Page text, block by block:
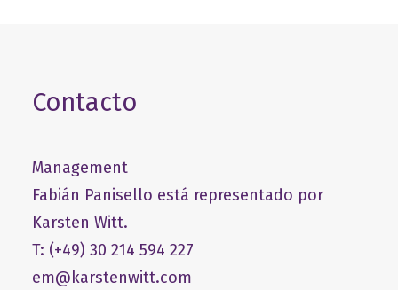
Contacto
Management
Fabián Panisello está representado por
Karsten Witt.
T: (+49) 30 214 594 227
em@karstenwitt.com